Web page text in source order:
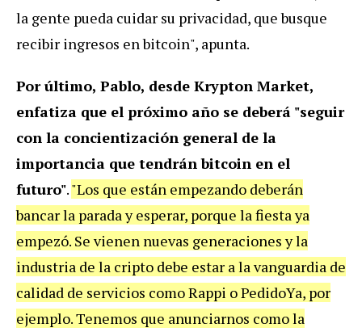
la gente pueda cuidar su privacidad, que busque
recibir ingresos en bitcoin", apunta.
Por último, Pablo, desde Krypton Market,
enfatiza que el próximo año se deberá "seguir
con la concientización general de la
importancia que tendrán bitcoin en el
futuro"."Los que están empezando deberán
bancar la parada y esperar, porque la fiesta ya
empezó. Se vienen nuevas generaciones y la
industria de la cripto debe estar a la vanguardia de
calidad de servicios como Rappi o PedidoYa, por
ejemplo. Tenemos que anunciarnos como la